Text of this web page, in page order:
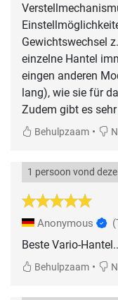
Gewichtswechsel
einzelne Hantel
eingen anderen
lang), wie sie für
Zudem gibt es sehr
Behulpzaam •
1 persoon vond
Anonymous
Beste Vario-
Behulpzaam •